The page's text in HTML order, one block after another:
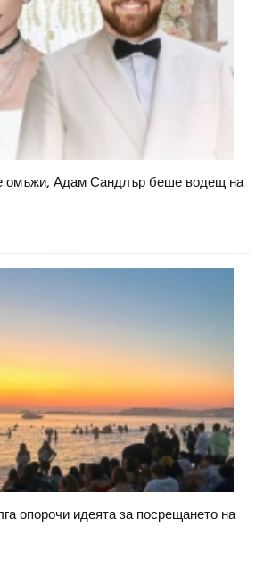
омъжи, Адам Сандлър беше водещ на
опорочи идеята за посрещането на